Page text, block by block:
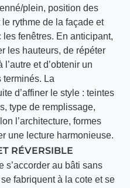
plein, position des
rythme de la façade et
fenêtres. En anticipant,
les hauteurs, de répéter
et d’obtenir un
terminés. La
d’affiner le style : teintes
type de remplissage,
l’architecture, formes
une lecture harmonieuse.
RÉVERSIBLE
s’accorder au bâti sans
fabriquent à la cote et se